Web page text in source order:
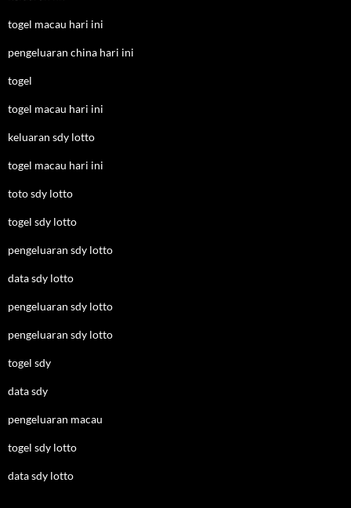
togel macau hari ini
pengeluaran china hari ini
togel
togel macau hari ini
keluaran sdy lotto
togel macau hari ini
toto sdy lotto
togel sdy lotto
pengeluaran sdy lotto
data sdy lotto
pengeluaran sdy lotto
pengeluaran sdy lotto
togel sdy
data sdy
pengeluaran macau
togel sdy lotto
data sdy lotto